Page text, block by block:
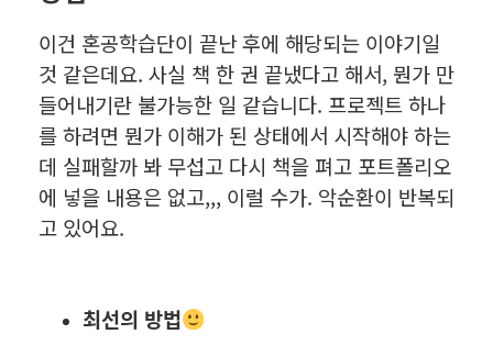
이건 혼공학습단이 끝난 후에 해당되는 이야기일
것 같은데요. 사실 책 한 권 끝냈다고 해서, 뭔가 만
들어내기란 불가능한 일 같습니다. 프로젝트 하나
를 하려면 뭔가 이해가 된 상태에서 시작해야 하는
데 실패할까 봐 무섭고 다시 책을 펴고 포트폴리오
에 넣을 내용은 없고,,, 이럴 수가. 악순환이 반복되
고 있어요.
최선의 방법